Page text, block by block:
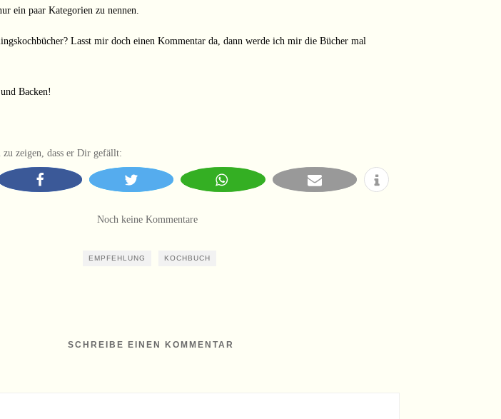
ein paar Kategorien zu nennen.
Lasst mir doch einen Kommentar da, dann werde ich mir die Bücher mal
Backen!
zeigen, dass er Dir gefällt:
Noch keine Kommentare
EMPFEHLUNG KOCHBUCH
SCHREIBE EINEN KOMMENTAR